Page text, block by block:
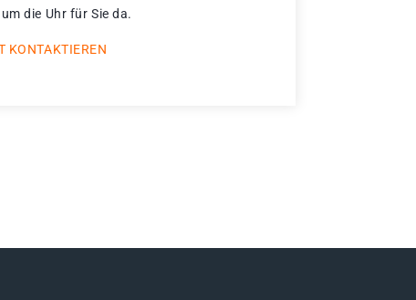
die Uhr für Sie da.
KONTAKTIEREN